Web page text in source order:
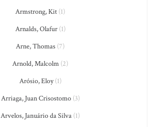
Armstrong, Kit (1)
Arnalds, Olafur(1)
Arne, Thomas (7)
Arnold, Malcolm (2)
Arósio, Eloy(1)
Arriaga, Juan Crisostomo(3)
Arvelos, Januário da Silva (1)